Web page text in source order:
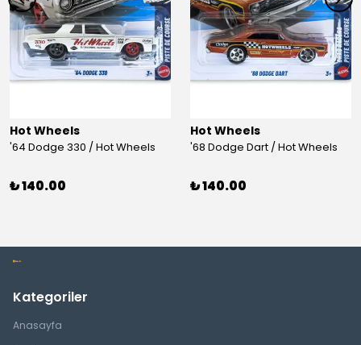
Hot Wheels
'64 Dodge 330 / Hot Wheels
₺ 140.00
Hot Wheels
'68 Dodge Dart / Hot Wheels
₺ 140.00
Kategoriler
Anasayfa